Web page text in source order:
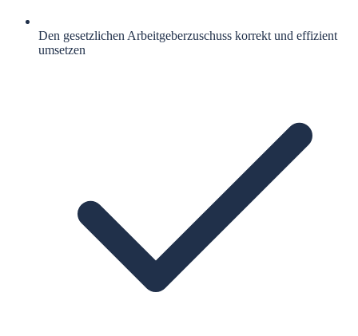
Den gesetzlichen Arbeitgeberzuschuss korrekt und effizient
umsetzen